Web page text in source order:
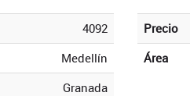
4092
Medellín
Granada
Precio
Área